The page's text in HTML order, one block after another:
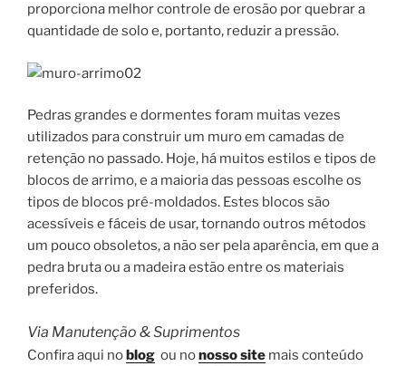
proporciona melhor controle de erosão por quebrar a
quantidade de solo e, portanto, reduzir a pressão.
Pedras grandes e dormentes foram muitas vezes
utilizados para construir um muro em camadas de
retenção no passado. Hoje, há muitos estilos e tipos de
blocos de arrimo, e a maioria das pessoas escolhe os
tipos de blocos pré-moldados. Estes blocos são
acessíveis e fáceis de usar, tornando outros métodos
um pouco obsoletos, a não ser pela aparência, em que a
pedra bruta ou a madeira estão entre os materiais
preferidos.
Via Manutenção & Suprimentos
Confira aqui noblog ou nonosso site mais conteúdo